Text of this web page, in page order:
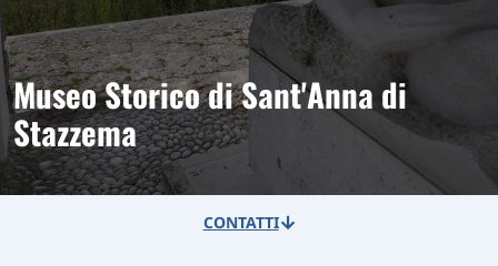
Museo Storico di Sant'Anna di
Stazzema
CONTATTI